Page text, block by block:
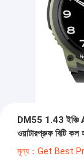
DM55 1.43 ইঞ্চি
ওয়াটারপ্রুফ বিটি কল
মূল্য：Get Best